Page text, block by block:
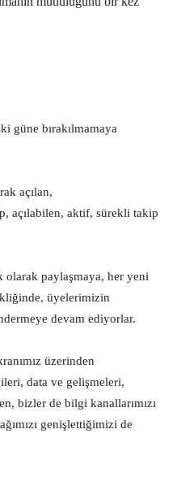
güne bırakılmamaya
açılan,
açılabilen, aktif, sürekli takip
olarak paylaşmaya, her yeni
üyelerimizin
devam ediyorlar.
üzerinden
data ve gelişmeleri,
bizler de bilgi kanallarımızı
genişlettiğimizi de